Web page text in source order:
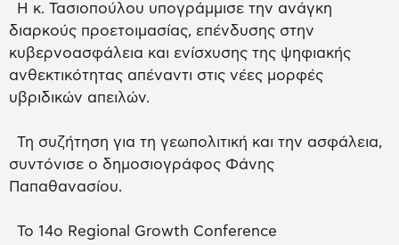
Η κ. Τασιοπούλου υπογράμμισε την ανάγκη
διαρκούς προετοιμασίας, επένδυσης στην
κυβερνοασφάλεια και ενίσχυσης της ψηφιακής
ανθεκτικότητας απέναντι στις νέες μορφές
υβριδικών απειλών.
Τη συζήτηση για τη γεωπολιτική και την ασφάλεια,
συντόνισε ο δημοσιογράφος Φάνης
Παπαθανασίου.
Το 14ο Regional Growth Conference